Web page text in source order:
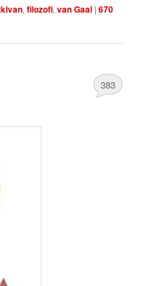
,filozofi,van Gaal |670
383